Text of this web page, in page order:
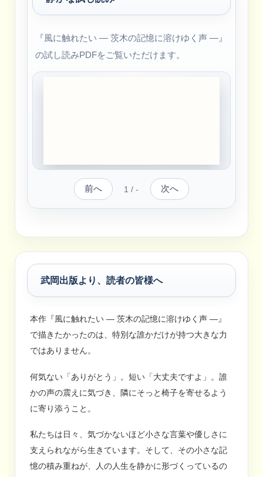
『風に触れたい ― 茨木の記憶に溶けゆく声 ―』
の試し読みPDFをご覧いただけます。
前へ 1 /- 次へ
武岡出版より、読者の皆様へ
本作『風に触れたい ― 茨木の記憶に溶けゆく声 ―』
で描きたかったのは、特別な誰かだけが持つ大きな力
ではありません。
何気ない「ありがとう」。短い「大丈夫ですよ」。誰
かの声の震えに気づき、隣にそっと椅子を寄せるよう
に寄り添うこと。
私たちは日々、気づかないほど小さな言葉や優しさに
支えられながら生きています。そして、その小さな記
憶の積み重ねが、人の人生を静かに形づくっているの